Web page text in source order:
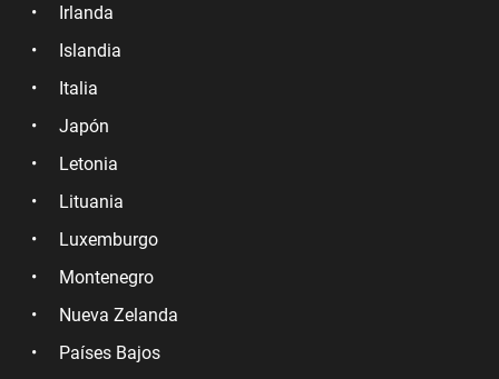
Irlanda
Islandia
Italia
Japón
Letonia
Lituania
Luxemburgo
Montenegro
Nueva Zelanda
Países Bajos